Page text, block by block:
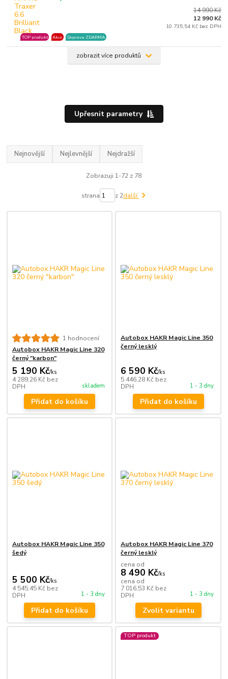
TOP produkt Akce Doprava ZDARMA
14 990 Kč
12 990 Kč
10 735,54 Kč bez DPH
zobrazit více produktů
Upřesnit parametry
Nejnovější Nejlevnější Nejdražší
Zobrazuji 1-72 z 78
strana z 2další
1 hodnocení
Autobox HAKR Magic Line 320
černý "karbon"
5 190 Kč/ks
4 289,26 Kč bez
DPH
skladem
Přidat do košíku
Autobox HAKR Magic Line 350
černý lesklý
6 590 Kč/ks
5 446,28 Kč bez
DPH
1 - 3 dny
Přidat do košíku
Autobox HAKR Magic Line 350
šedý
5 500 Kč/ks
4 545,45 Kč bez
DPH
1 - 3 dny
Přidat do košíku
Autobox HAKR Magic Line 370
černý lesklý
cena od
8 490 Kč/ks
cena od
7 016,53 Kč bez
DPH
1 - 3 dny
Zvolit variantu
TOP produkt